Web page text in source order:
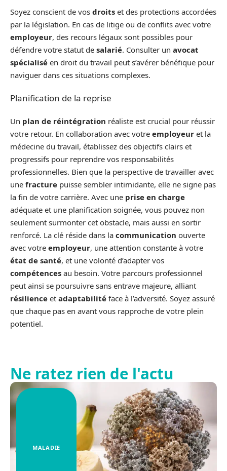
Soyez conscient de vos droits et des protections accordées
par la législation. En cas de litige ou de conflits avec votre
employeur, des recours légaux sont possibles pour
défendre votre statut de salarié. Consulter un avocat
spécialisé en droit du travail peut s’avérer bénéfique pour
naviguer dans ces situations complexes.
Planification de la reprise
Un plan de réintégration réaliste est crucial pour réussir
votre retour. En collaboration avec votre employeur et la
médecine du travail, établissez des objectifs clairs et
progressifs pour reprendre vos responsabilités
professionnelles. Bien que la perspective de travailler avec
une fracture puisse sembler intimidante, elle ne signe pas
la fin de votre carrière. Avec une prise en charge
adéquate et une planification soignée, vous pouvez non
seulement surmonter cet obstacle, mais aussi en sortir
renforcé. La clé réside dans la communication ouverte
avec votre employeur, une attention constante à votre
état de santé, et une volonté d’adapter vos
compétences au besoin. Votre parcours professionnel
peut ainsi se poursuivre sans entrave majeure, alliant
résilience et adaptabilité face à l’adversité. Soyez assuré
que chaque pas en avant vous rapproche de votre plein
potentiel.
Ne ratez rien de l'actu
MALADIE